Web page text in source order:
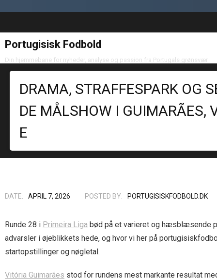
Portugisisk Fodbold
Din hjemmebane for nyheder, analyse og passion fra Portugals grønsvær
DRAMA, STRAFFESPARK OG
DE MÅLSHOW I GUIMARÃES,
E
DATE: APRIL 7, 2026 POSTED BY: PORTUGISISKFODBOLD.DK
Runde 28 i Primeira Liga bød på et varieret og hæsblæsende
advarsler i øjeblikkets hede, og hvor vi her på
startopstillinger og nøgletal.
Vitória Guimarães stod for rundens mest markante resultat